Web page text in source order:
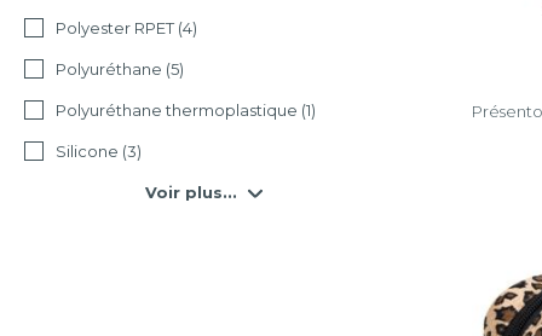
Polyester RPET(4)
Polyuréthane (5)
Polyuréthane thermoplastique (1)
Silicone (3)
Voir plus...